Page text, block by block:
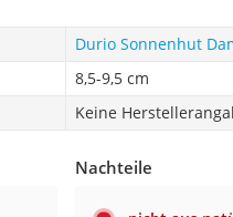
Durio Sonnenhut
8,5-9,5 cm
Keine
Nachteile